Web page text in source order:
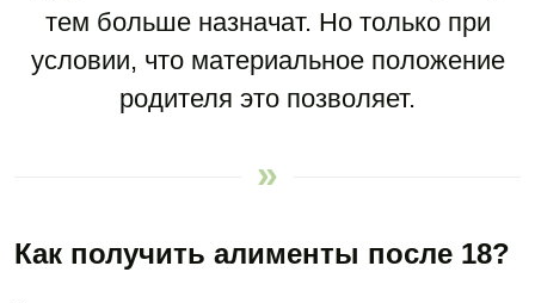
тем больше назначат. Но только при
условии, что материальное положение
родителя это позволяет.
Как получить алименты после 18?